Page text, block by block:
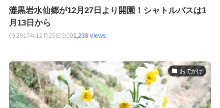
灘黒岩水仙郷が12月27日より開園！シャトルバスは1
月13日から
2017年12月25日 9:001,238 views
おでかけ